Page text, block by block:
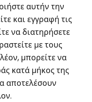
αυτήν την
και εγγραφή τις
να διατηρήσετε
με τους
μπορείτε να
κατά μήκος της
αποτελέσουν